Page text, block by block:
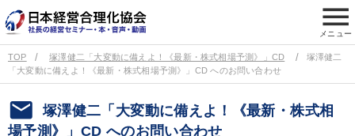
menu
メニュー
TOP 塚澤健二「大変動に備えよ！《最新・株式相場予測》」CD
塚澤健二
「大変動に備えよ！《最新・株式相場予測》」CD へのお問い合わせ
email
塚澤健二「大変動に備えよ！《最新・株式相
場予測》」CD へのお問い合わせ